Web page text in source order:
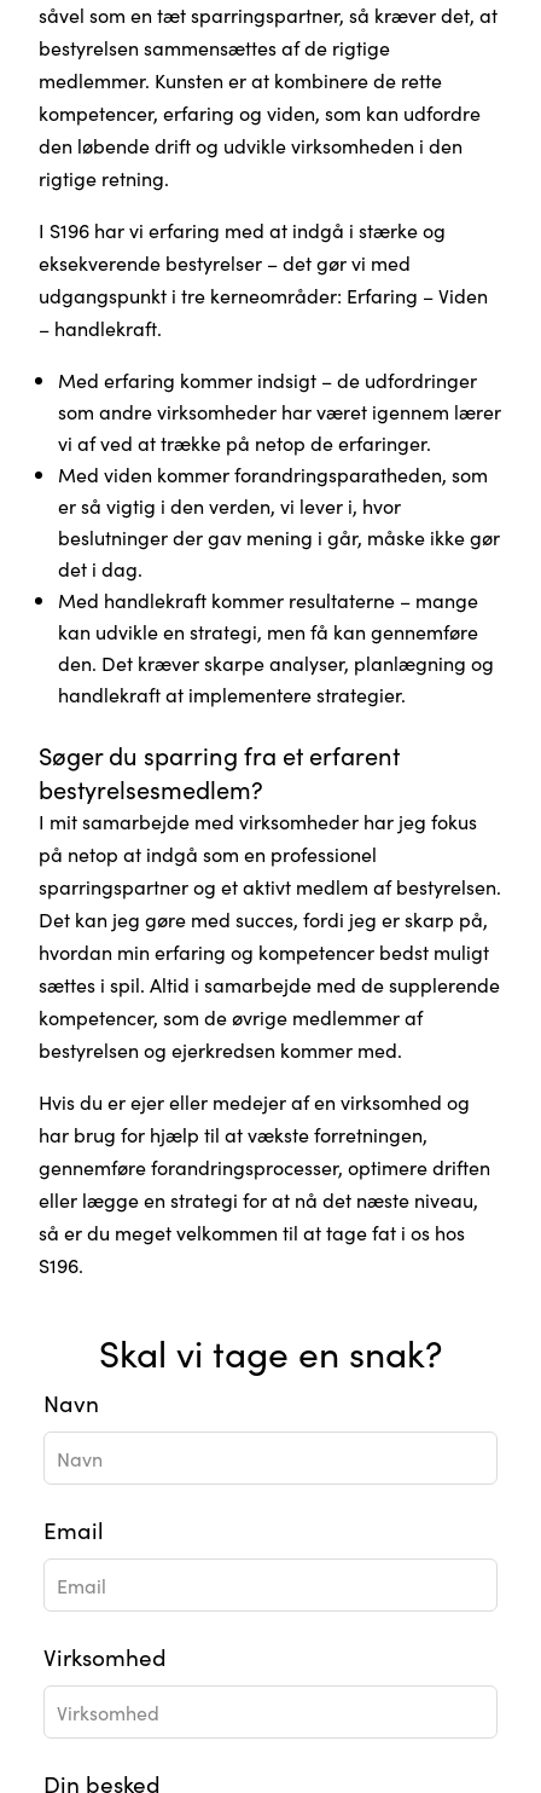
såvel som en tæt sparringspartner, så kræver det, at
bestyrelsen sammensættes af de rigtige
medlemmer. Kunsten er at kombinere de rette
kompetencer, erfaring og viden, som kan udfordre
den løbende drift og udvikle virksomheden i den
rigtige retning.
I S196 har vi erfaring med at indgå i stærke og
eksekverende bestyrelser – det gør vi med
udgangspunkt i tre kerneområder: Erfaring – Viden
– handlekraft.
Med erfaring kommer indsigt – de udfordringer
som andre virksomheder har været igennem lærer
vi af ved at trække på netop de erfaringer.
Med viden kommer forandringsparatheden, som
er så vigtig i den verden, vi lever i, hvor
beslutninger der gav mening i går, måske ikke gør
det i dag.
Med handlekraft kommer resultaterne – mange
kan udvikle en strategi, men få kan gennemføre
den. Det kræver skarpe analyser, planlægning og
handlekraft at implementere strategier.
Søger du sparring fra et erfarent
bestyrelsesmedlem?
I mit samarbejde med virksomheder har jeg fokus
på netop at indgå som en professionel
sparringspartner og et aktivt medlem af bestyrelsen.
Det kan jeg gøre med succes, fordi jeg er skarp på,
hvordan min erfaring og kompetencer bedst muligt
sættes i spil. Altid i samarbejde med de supplerende
kompetencer, som de øvrige medlemmer af
bestyrelsen og ejerkredsen kommer med.
Hvis du er ejer eller medejer af en virksomhed og
har brug for hjælp til at vækste forretningen,
gennemføre forandringsprocesser, optimere driften
eller lægge en strategi for at nå det næste niveau,
så er du meget velkommen til at tage fat i os hos
S196.
Skal vi tage en snak?
Leave
this
field
Navn
Email
Virksomhed
Din besked